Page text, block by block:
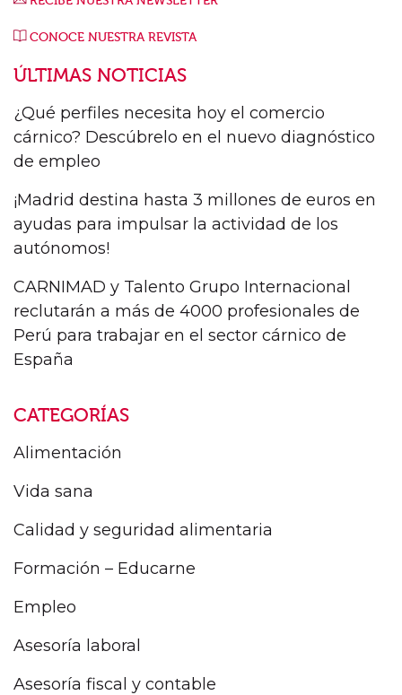
CONOCE NUESTRA REVISTA
ÚLTIMAS NOTICIAS
¿Qué perfiles necesita hoy el comercio
cárnico? Descúbrelo en el nuevo diagnóstico
de empleo
¡Madrid destina hasta 3 millones de euros en
ayudas para impulsar la actividad de los
autónomos!
CARNIMAD y Talento Grupo Internacional
reclutarán a más de 4000 profesionales de
Perú para trabajar en el sector cárnico de
España
CATEGORÍAS
Alimentación
Vida sana
Calidad y seguridad alimentaria
Formación – Educarne
Empleo
Asesoría laboral
Asesoría fiscal y contable